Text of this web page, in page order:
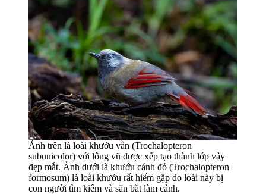
Ảnh trên là loài khướu vằn (Trochalopteron
subunicolor) với lông vũ được xếp tạo thành lớp vảy
đẹp mắt. Ảnh dưới là khướu cánh đỏ (Trochalopteron
formosum) là loài khướu rất hiếm gặp do loài này bị
con người tìm kiếm và săn bắt làm cảnh.